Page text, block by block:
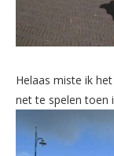
Helaas miste ik
net te spelen toen